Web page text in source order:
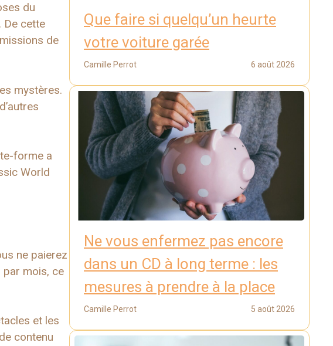
du
De cette
de
mystères.
forme a
World
ne paierez
par mois, ce
et les
contenu
Que faire si quelqu’un heurte
votre voiture garée
Camille Perrot 6 août 2026
Ne vous enfermez pas encore
dans un CD à long terme : les
mesures à prendre à la place
Camille Perrot 5 août 2026